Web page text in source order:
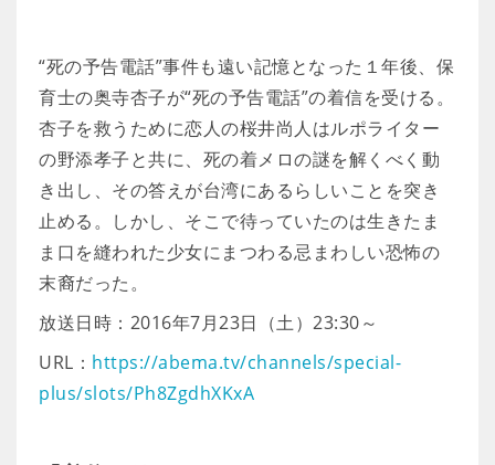
“死の予告電話”事件も遠い記憶となった１年後、保
育士の奥寺杏子が“死の予告電話”の着信を受ける。
杏子を救うために恋人の桜井尚人はルポライター
の野添孝子と共に、死の着メロの謎を解くべく動
き出し、その答えが台湾にあるらしいことを突き
止める。しかし、そこで待っていたのは生きたま
ま口を縫われた少女にまつわる忌まわしい恐怖の
末裔だった。
放送日時：2016年7月23日（土）23:30～
URL： https://abema.tv/channels/special-
plus/slots/Ph8ZgdhXKxA